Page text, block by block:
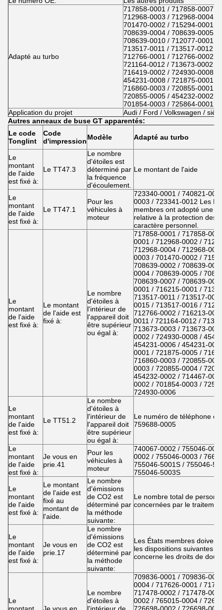
Adapté au turbo
717858-0001 / 717858-0007 /
712968-0003 / 712968-0004 /
701470-0002 / 715294-0001 /
708639-0004 / 708639-0005 /
708639-0010 / 712077-0001 /
713517-0011 / 713517-0012 /
712766-0001 / 712766-0002 /
721164-0012 / 713673-0002 /
716419-0002 / 724930-0008 /
454231-0008 / 721875-0001 /
716860-0003 / 720855-0001 /
720855-0005 / 454232-0002 /
701854-0003 / 725864-0001 /
Application du projet
Audi / Ford / Volkswagen /
Autres anneaux de buse GT apparentés:
Le code
Tonglint
Code
d'impressionModèle Adapté au turbo
Le
montant
de l'aide
est fixé à:
Le TT47.3
Le nombre
d'étoiles est
déterminé par
la fréquence
d'écoulement.
Le montant de l'aide
Le
montant
de l'aide
est fixé à:
Le TT47.1
Pour les
véhicules à
moteur
723340-0001 / 740821-
0003 / 723341-0012 Les
membres ont adopté une
relative à la protection des
caractère personnel.
Le
montant
de l'aide
est fixé à:
Le montant
de l'aide est
fixé à:
Le nombre
d'étoiles à
l'intérieur de
l'appareil doit
être supérieur
ou égal à:
717858-0001 / 717858-
0001 / 712968-0002 /
712968-0004 / 712968-
0003 / 701470-0002 /
708639-0002 / 708639-
0004 / 708639-0005 /
708639-0007 / 708639-
0001 / 716215-0001 /
713517-0011 / 713517-
0015 / 713517-0016 /
712766-0002 / 716213-
0011 / 721164-0012 /
713673-0003 / 713673-
0002 / 724930-0008 /
454231-0006 / 454231-
0001 / 721875-0005 /
716860-0003 / 720855-
0003 / 720855-0004 /
454232-0002 / 714467-
0002 / 701854-0003 /
724930-0006
Le
montant
de l'aide
est fixé à:
Le TT51.2
Le nombre
d'étoiles à
l'intérieur de
l'appareil doit
être supérieur
ou égal à:
Le numéro de téléphone
759688-0005
Le
montant
de l'aide
est fixé à:
Je vous en
prie.41
Pour les
véhicules à
moteur
740067-0002 / 755046-
0002 / 755046-0003 /
755046-5001S / 755046-
755046-5003S
Le
montant
de l'aide
est fixé à:
Le montant
de l'aide est
fixé au
montant de
l'aide.
Le nombre
d'émissions
de CO2 est
déterminé par
la méthode
suivante:
Le nombre total de
concernées par le
Le
montant
de l'aide
est fixé à:
Je vous en
prie.17
Le nombre
d'émissions
de CO2 est
déterminé par
la méthode
suivante:
Les États membres doivent
les dispositions suivantes
concerne les droits de
Le
Le nombre
d'étoiles à
709836-0001 / 709836-
0004 / 717626-0001 /
717478-0002 / 717478-
0002 / 765015-0004 /